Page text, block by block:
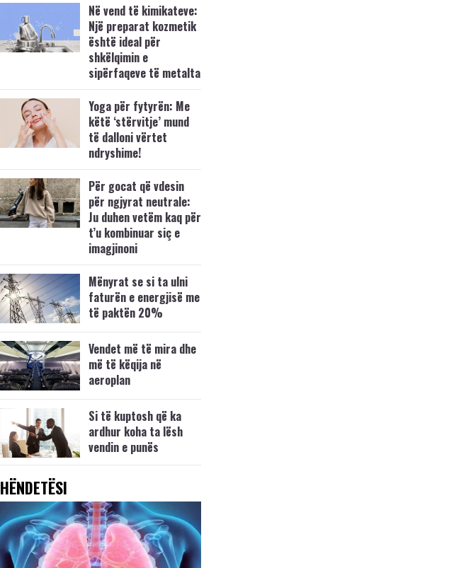
Në vend të kimikateve:
Një preparat kozmetik
është ideal për
shkëlqimin e
sipërfaqeve të metalta
Yoga për fytyrën: Me
këtë ‘stërvitje’ mund
të dalloni vërtet
ndryshime!
Për gocat që vdesin
për ngjyrat neutrale:
Ju duhen vetëm kaq për
t’u kombinuar siç e
imagjinoni
Mënyrat se si ta ulni
faturën e energjisë me
të paktën 20%
Vendet më të mira dhe
më të këqija në
aeroplan
Si të kuptosh që ka
ardhur koha ta lësh
vendin e punës